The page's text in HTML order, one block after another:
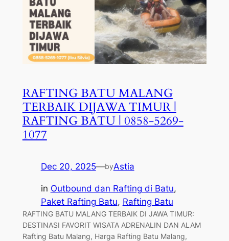
RAFTING BATU MALANG
TERBAIK DIJAWA TIMUR |
RAFTING BATU | 0858-5269-
1077
Dec 20, 2025—byAstia
in Outbound dan Rafting di Batu
Paket Rafting Batu, Rafting Batu
RAFTING BATU MALANG TERBAIK DI JAWA TIMUR:
DESTINASI FAVORIT WISATA ADRENALIN DAN ALAM
Rafting Batu Malang, Harga Rafting Batu Malang,